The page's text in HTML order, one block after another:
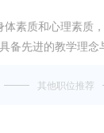
素质和心理素质
备先进的教学理念
其他职位推荐